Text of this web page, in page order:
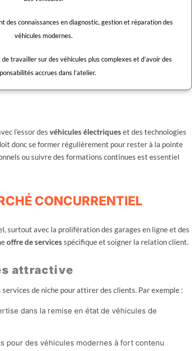
des connaissances en diagnostic, gestion et réparation des
véhicules modernes.
travailler sur des véhicules plus complexes et d’avoir des
accrues dans l’atelier.
l’essor des véhicules électriques et des technologies
donc se former régulièrement pour rester à la pointe
ou suivre des formations continues est essentiel
CONCURRENTIEL
surtout avec la prolifération des garages en ligne et des
offre de services spécifique et soigner la relation client.
attractive
de niche pour attirer des clients. Par exemple :
dans la remise en état de véhicules de
pour des véhicules modernes à fort contenu